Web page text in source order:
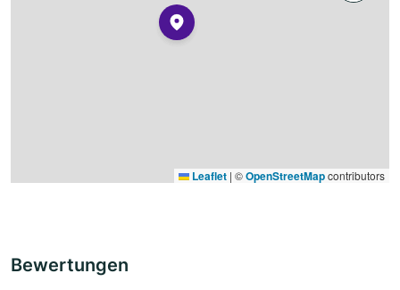
Leaflet | ©OpenStreetMapcontributors
Bewertungen